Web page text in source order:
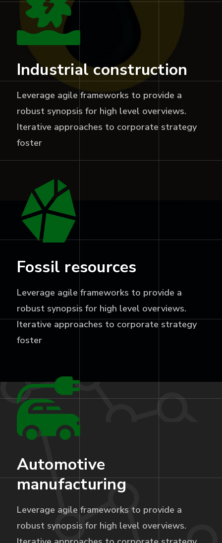
Industrial construction
Leverage agile frameworks to provide a
robust synopsis for high level overviews.
Iterative approaches to corporate strategy
foster
Fossil resources
Leverage agile frameworks to provide a
robust synopsis for high level overviews.
Iterative approaches to corporate strategy
foster
Automotive
manufacturing
Leverage agile frameworks to provide a
robust synopsis for high level overviews.